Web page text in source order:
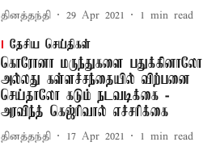
தினத்தந்தி 29 Apr 2021 1 min read
தேசிய செய்திகள்
கொரோனா மருந்துகளை பதுக்கினாலோ
அல்லது கள்ளச்சந்தையில் விற்பனை
செய்தாலோ கடும் நடவடிக்கை -
அரவிந்த் கெஜ்ரிவால் எச்சரிக்கை
தினத்தந்தி 17 Apr 2021 1 min read